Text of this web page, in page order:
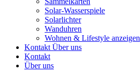
Solar-Wasserspiele
Solarlichter
Wanduhren
Wohnen & Lifestyle anzeigen
Kontakt Über uns
Kontakt
Über uns